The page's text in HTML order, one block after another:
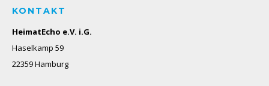
KONTAKT
HeimatEcho e.V. i.G.
Haselkamp 59
22359 Hamburg